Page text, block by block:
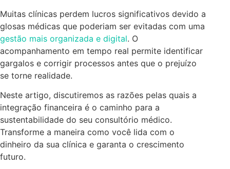
Muitas clínicas perdem lucros significativos devido a
glosas médicas que poderiam ser evitadas com uma
gestão mais organizada e digital. O
acompanhamento em tempo real permite identificar
gargalos e corrigir processos antes que o prejuízo
se torne realidade.
Neste artigo, discutiremos as razões pelas quais a
integração financeira é o caminho para a
sustentabilidade do seu consultório médico.
Transforme a maneira como você lida com o
dinheiro da sua clínica e garanta o crescimento
futuro.